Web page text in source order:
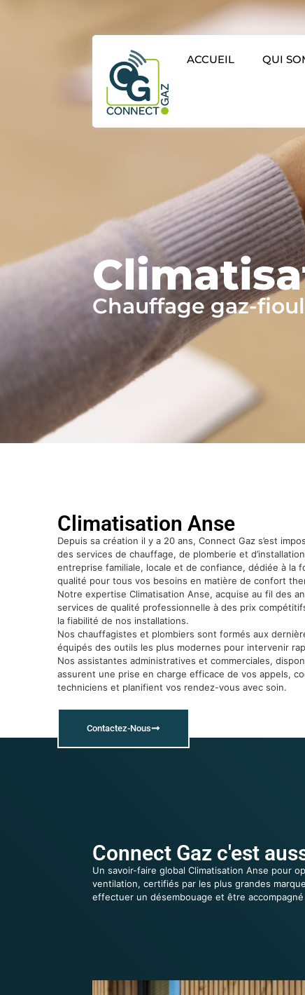
ACCUEIL QUI
Chauffage gaz-
Climatisation Anse
Depuis sa création il y a 20 ans, Connect Gaz s’est
des services de chauffage, de plomberie et
entreprise familiale, locale et de confiance, dédiée à la
qualité pour tous vos besoins en matière de confort
Notre expertise Climatisation Anse, acquise au fil des
services de qualité professionnelle à des prix
la fiabilité de nos installations.
Nos chauffagistes et plombiers sont formés aux
équipés des outils les plus modernes pour intervenir
Nos assistantes administratives et commerciales,
assurent une prise en charge efficace de vos appels,
techniciens et planifient vos rendez-vous avec soin.
Contactez-Nous
Connect Gaz c'est
Un savoir-faire global Climatisation Anse pour
ventilation, certifiés par les plus grandes
effectuer un désembouage et être